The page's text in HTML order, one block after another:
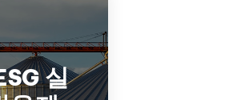
실
위해 수
다
실천